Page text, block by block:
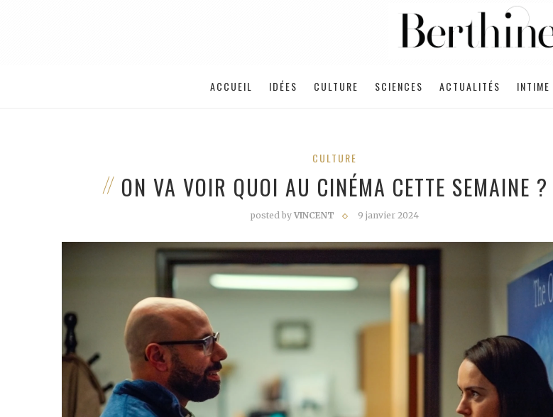
ACCUEIL IDÉES CULTURE SCIENCES ACTUALITÉS INTIME
CULTURE
ON VA VOIR QUOI AU CINÉMA CETTE SEMAINE ?
posted byVINCENT 9 janvier 2024